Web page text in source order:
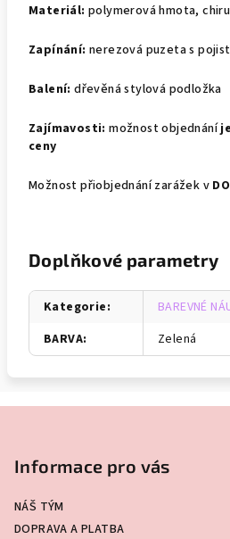
Materiál: polymerová hmota,
Zapínání: nerezová puzeta s
Balení: dřevěná stylová podložka
Zajímavosti: možnost objednání
ceny
Možnost přiobjednání zarážek v
Doplňkové parametry
Kategorie:
BAREVNÉ
BARVA: Zelená
Informace pro vás
NÁŠ TÝM
DOPRAVA A PLATBA